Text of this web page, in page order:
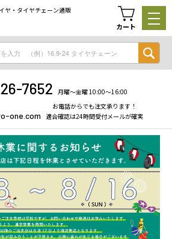
ヤ・タイヤチェーン通販
カート
7652 月曜〜金曜 10:00〜16:00
one.com
お電話からでも注文承ります！
適合確認は24時間受付メールが確実